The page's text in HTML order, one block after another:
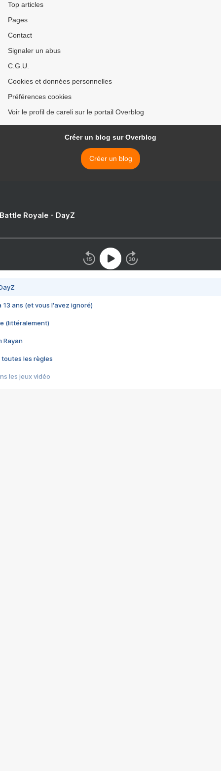
Top articles
Pages
Contact
Signaler un abus
C.G.U.
Cookies et données personnelles
Préférences cookies
Voir le profil de careli sur le portail Overblog
Créer un blog sur Overblog
Créer un blog
Royale - DayZ
13 ans (et vous l'avez ignoré)
(littéralement)
Rayan
toutes les règles
les jeux vidéo